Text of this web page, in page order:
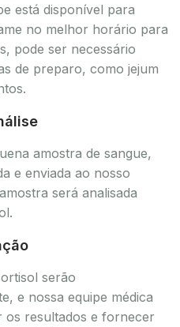
está disponível para
no melhor horário para
pode ser necessário
de preparo, como jejum
amostra de sangue,
e enviada ao nosso
será analisada
serão
e nossa equipe médica
resultados e fornecer